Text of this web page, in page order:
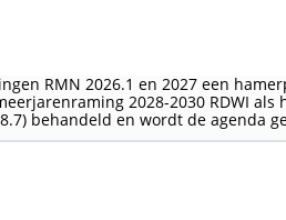
RMN 2026.1 en 2027 een
2028-2030 RDWI
behandeld en wordt de agenda